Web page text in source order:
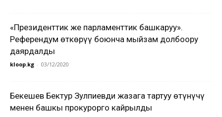
«Президенттик же парламенттик башкаруу».
Референдум өткөрүү боюнча мыйзам долбоору
даярдалды
kloop.kg - 03/12/2020
Бекешев Бектур Зулпиевди жазага тартуу өтүнүчү
менен башкы прокурорго кайрылды